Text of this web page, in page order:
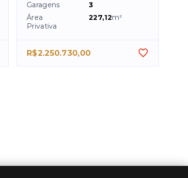
Garagens
3
Área
Privativa
227,12m²
R$2.250.730,00